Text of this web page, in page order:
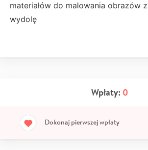
materiałów do malowania obrazów
wydolę
Wpłaty: 0
Dokonaj pierwszej wpłaty